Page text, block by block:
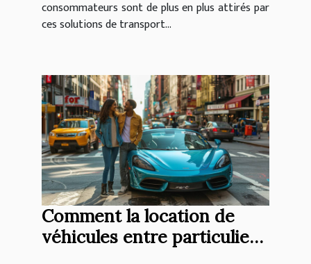
consommateurs sont de plus en plus attirés par
ces solutions de transport...
Comment la location de
véhicules entre particuliers